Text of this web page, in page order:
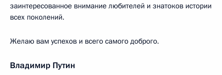
заинтересованное внимание любителей и знатоков истории
всех поколений.
Желаю вам успехов и всего самого доброго.
Владимир Путин